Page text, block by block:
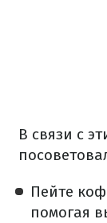
В связи с
Пейте
помогая